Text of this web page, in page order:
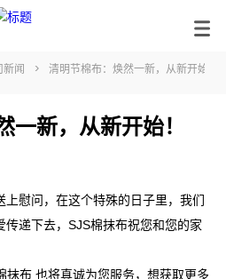
新闻 > 清明节棉布：焕然一新，从新开始！
新，从新开始！